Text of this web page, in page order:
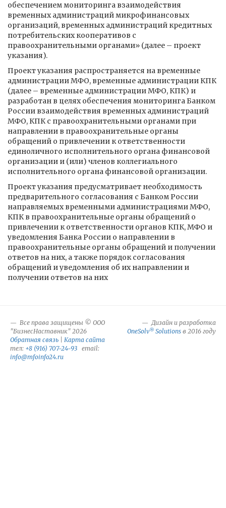
обеспечением мониторинга взаимодействия
временных администраций микрофинансовых
организаций, временных администраций кредитных
потребительских кооперативов с
правоохранительными органами» (далее – проект
указания).
Проект указания распространяется на временные
администрации МФО, временные администрации КПК
(далее – временные администрации МФО, КПК) и
разработан в целях обеспечения мониторинга Банком
России взаимодействия временных администраций
МФО, КПК с правоохранительными органами при
направлении в правоохранительные органы
обращений о привлечении к ответственности
единоличного исполнительного органа финансовой
организации и (или) членов коллегиального
исполнительного органа финансовой организации.
Проект указания предусматривает необходимость
предварительного согласования с Банком России
направляемых временными администрациями МФО,
КПК в правоохранительные органы обращений о
привлечении к ответственности органов КПК, МФО и
уведомления Банка России о направлении в
правоохранительные органы обращений и получении
ответов на них, а также порядок согласования
обращений и уведомления об их направлении и
получении ответов на них
Все права защищены © ООО
"БизнесНаставник" 2026
Обратная связь
Карта сайта
тел: +8 (916) 707-24-93 email:
info@mfoinfo24.ru
Дизайн и разработка
OneSolv® Solutions в 2016 году